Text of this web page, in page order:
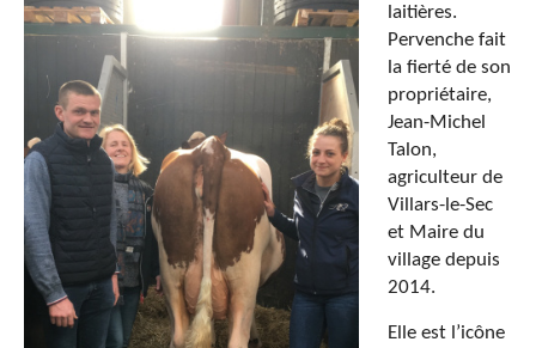
laitières.
Pervenche fait
la fierté de son
propriétaire,
Jean-Michel
Talon,
agriculteur de
Villars-le-Sec
et Maire du
village depuis
2014.
Elle est l’icône